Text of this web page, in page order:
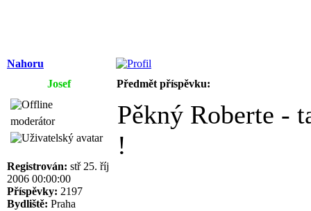
Nahoru
Josef
Předmět příspěvku:
moderátor
Registrován: stř 25. říj
2006 00:00:00
Příspěvky: 2197
Bydliště: Praha
Pěkný Roberte -
!